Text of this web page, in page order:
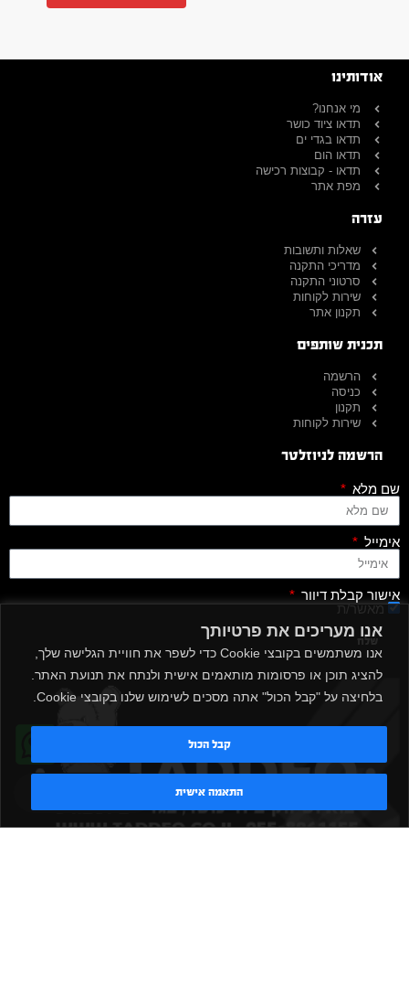
אנו מעריכים את פרטיותך
אנו משתמשים בקובצי Cookie כדי לשפר את חוויית הגלישה שלך,
להציג תוכן או פרסומות מותאמים אישית ולנתח את תנועת האתר.
בלחיצה על "קבל הכול" אתה מסכים לשימוש שלנו בקובצי Cookie.
התאמה אישית
קבל הכול
אודותינו
מי אנחנו?
תדאו ציוד כושר
תדאו בגדי ים
תדאו הום
תדאו - קבוצות רכישה
מפת אתר
עזרה
שאלות ותשובות
מדריכי התקנה
סרטוני התקנה
שירות לקוחות
תקנון אתר
תכנית שותפים
הרשמה
כניסה
תקנון
שירות לקוחות
הרשמה לניוזלטר
שם מלא
אימייל
אישור קבלת דיוור
מאשר/ת
שלח